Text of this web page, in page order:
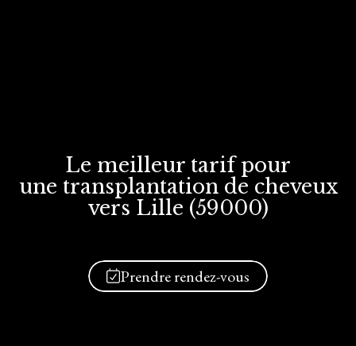
Le meilleur tarifpour
une transplantation de cheveux
vers Lille (59000)
Prendre rendez-vous